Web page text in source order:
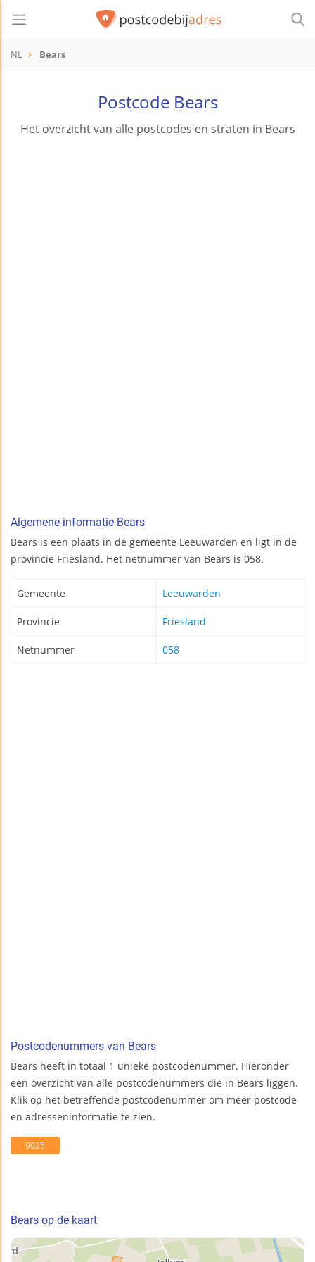
NL Bears
Postcode Bears
Het overzicht van alle postcodes en straten in Bears
Algemene informatie Bears
Bears is een plaats in de gemeente Leeuwarden en ligt in de
provincie Friesland. Het netnummer van Bears is 058.
Gemeente Leeuwarden
Provincie Friesland
Netnummer 058
Postcodenummers van Bears
Bears heeft in totaal 1 unieke postcodenummer. Hieronder
een overzicht van alle postcodenummers die in Bears liggen.
Klik op het betreffende postcodenummer om meer postcode
en adresseninformatie te zien.
9025
Bears op de kaart